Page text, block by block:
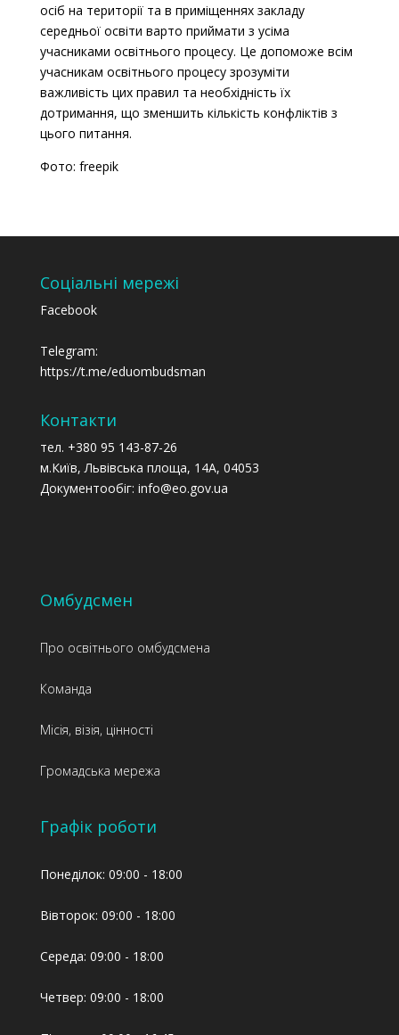
осіб на території та в приміщеннях закладу
середньої освіти варто приймати з усіма
учасниками освітнього процесу. Це допоможе всім
учасникам освітнього процесу зрозуміти
важливість цих правил та необхідність їх
дотримання, що зменшить кількість конфліктів з
цього питання.
Фото: freepik
Соціальні мережі
Facebook
Telegram:
https://t.me/eduombudsman
Контакти
тел. +380 95 143-87-26
м.Київ, Львівська площа, 14А, 04053
Документообіг: info@eo.gov.ua
Омбудсмен
Про освітнього омбудсмена
Команда
Місія, візія, цінності
Громадська мережа
Графік роботи
Понеділок: 09:00 - 18:00
Вівторок: 09:00 - 18:00
Середа: 09:00 - 18:00
Четвер: 09:00 - 18:00